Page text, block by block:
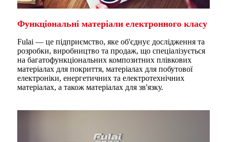
Функціональні матеріали електронного класу
Fulai — це підприємство, яке об'єднує дослідження та
розробки, виробництво та продаж, що спеціалізується
на багатофункціональних композитних плівкових
матеріалах для покриття, матеріалах для побутової
електроніки, енергетичних та електротехнічних
матеріалах, а також матеріалах для зв'язку.